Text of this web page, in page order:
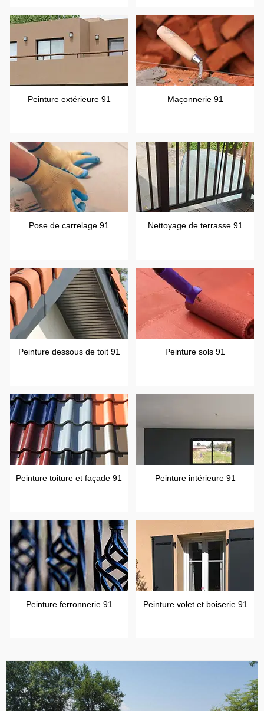
Peinture extérieure 91 Maçonnerie 91
Pose de carrelage 91 Nettoyage de terrasse 91
Peinture dessous de toit 91 Peinture sols 91
Peinture toiture et façade 91 Peinture intérieure 91
Peinture ferronnerie 91 Peinture volet et boiserie 91